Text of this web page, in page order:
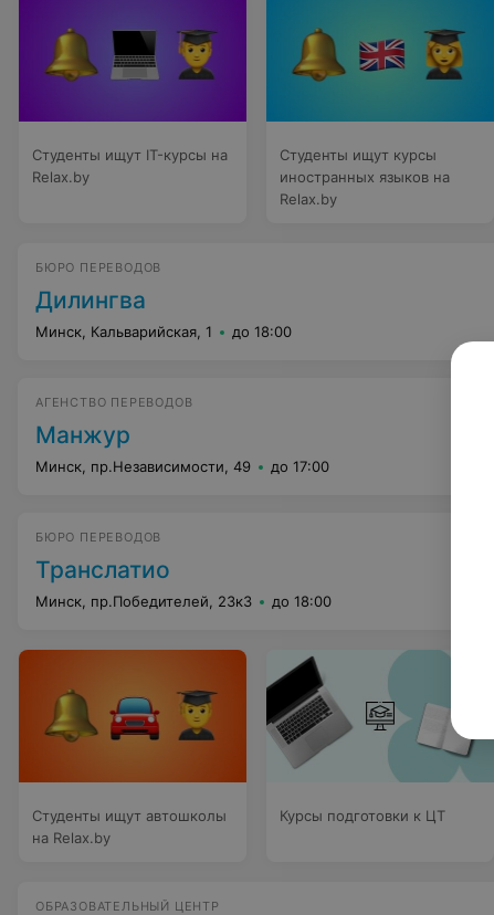
Студенты ищут IT-курсы на
Relax.by
Студенты ищут курсы
иностранных языков на
Relax.by
БЮРО ПЕРЕВОДОВ
Дилингва
Минск, Кальварийская, 1 до 18:00
АГЕНСТВО ПЕРЕВОДОВ
Манжур
Минск, пр.Независимости, 49 до 17:00
БЮРО ПЕРЕВОДОВ
Транслатио
Минск, пр.Победителей, 23к3 до 18:00
Студенты ищут автошколы
на Relax.by
Курсы подготовки к ЦТ
ОБРАЗОВАТЕЛЬНЫЙ ЦЕНТР